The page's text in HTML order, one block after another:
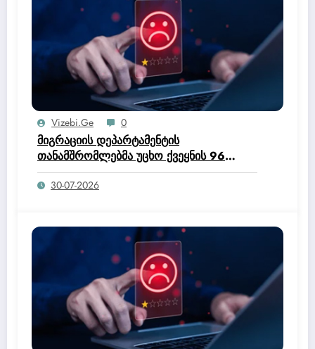
Vizebi.ge 0
მიგრაციის დეპარტამენტის
თანამშრომლებმა უცხო ქვეყნის 96
მოქალაქე საქართველოდან გააძევეს –
შსს30-07-2026